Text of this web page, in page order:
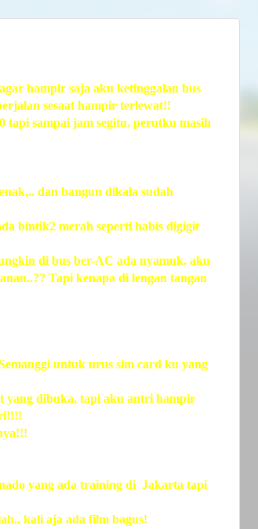
hampir saja aku ketinggalan bus
sesaat hampir terlewat!!
sampai jam segitu, perutku masih
dan bangun dikala sudah
bintik2 merah seperti habis digigit
di bus ber-AC ada nyamuk, aku
Tapi kenapa di lengan tangan
untuk urus sim card ku yang
yang dibuka, tapi aku antri hampir
yang ada training di Jakarta tapi
kali aja ada film bagus!